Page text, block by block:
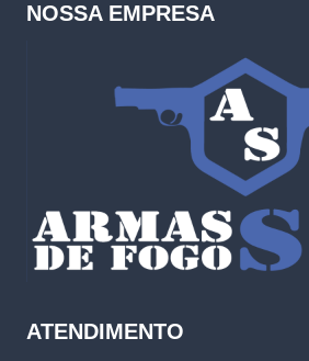
NOSSA EMPRESA
ATENDIMENTO